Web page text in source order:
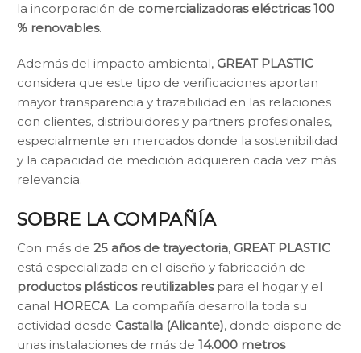
la incorporación de comercializadoras eléctricas 100
% renovables.
Además del impacto ambiental, GREAT PLASTIC
considera que este tipo de verificaciones aportan
mayor transparencia y trazabilidad en las relaciones
con clientes, distribuidores y partners profesionales,
especialmente en mercados donde la sostenibilidad
y la capacidad de medición adquieren cada vez más
relevancia.
SOBRE LA COMPAÑÍA
Con más de 25 años de trayectoria, GREAT PLASTIC
está especializada en el diseño y fabricación de
productos plásticos reutilizablespara el hogar y el
canal HORECA. La compañía desarrolla toda su
actividad desde Castalla (Alicante), donde dispone de
unas instalaciones de más de 14.000 metros